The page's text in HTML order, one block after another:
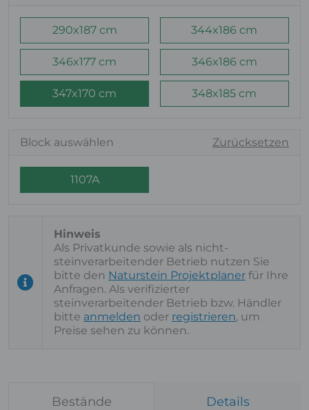
290x187 cm 344x186 cm
346x177 cm 346x186 cm
347x170 cm 348x185 cm
Block auswählen Zurücksetzen
1107A
Als Privatkunde sowie als nicht-
steinverarbeitender Betrieb nutzen Sie
bitte den Naturstein Projektplaner für Ihre
Anfragen. Als verifizierter
steinverarbeitender Betrieb bzw. Händler
bitte anmelden oder registrieren, um
Preise sehen zu können.
Bestände Details